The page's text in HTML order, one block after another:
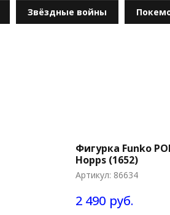
Звёздные войны
Фигурка Funko
Hopps (1652)
Артикул: 86634
2 490 руб.